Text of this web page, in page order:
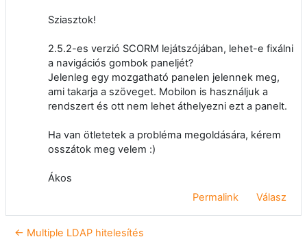
Sziasztok!
2.5.2-es verzió SCORM lejátszójában, lehet-e fixálni
a navigációs gombok paneljét?
Jelenleg egy mozgatható panelen jelennek meg,
ami takarja a szöveget. Mobilon is használjuk a
rendszert és ott nem lehet áthelyezni ezt a panelt.
Ha van ötletetek a probléma megoldására, kérem
osszátok meg velem :)
Ákos
Permalink
Válasz
← Multiple LDAP hitelesítés